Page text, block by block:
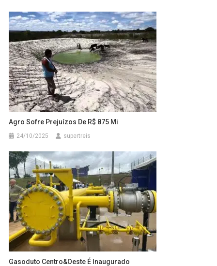
Agro Sofre Prejuízos De R$ 875 Mi
24/10/2025 supertreis
Gasoduto Centro&Oeste É Inaugurado